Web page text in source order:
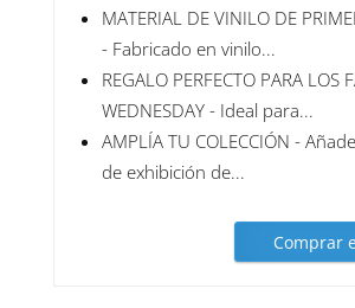
MATERIAL DE VINILO DE
- Fabricado en vinilo...
REGALO PERFECTO PARA LOS
WEDNESDAY - Ideal para...
AMPLÍA TU COLECCIÓN -
de exhibición de...
Comprar